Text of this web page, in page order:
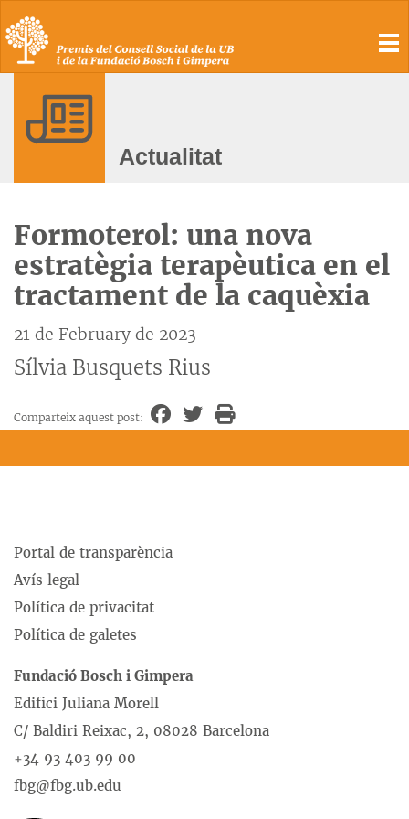
Actualitat
Formoterol: una nova
estratègia terapèutica en el
tractament de la caquèxia
21 de February de 2023
Sílvia Busquets Rius
Comparteix aquest post:
Portal de transparència
Avís legal
Política de privacitat
Política de galetes
Fundació Bosch i Gimpera
Edifici Juliana Morell
C/ Baldiri Reixac, 2, 08028 Barcelona
+34 93 403 99 00
fbg@fbg.ub.edu